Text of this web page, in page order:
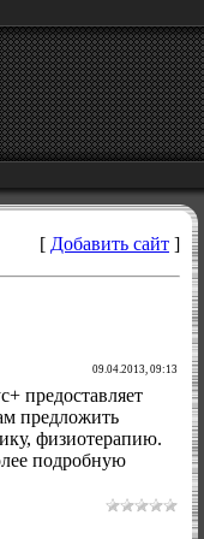
[ Добавить сайт ]
09.04.2013, 09:13
предоставляет
предложить
физиотерапию.
подробную